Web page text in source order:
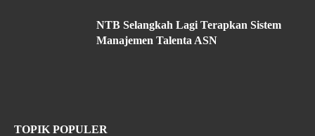
NTB Selangkah Lagi Terapkan Sistem
Manajemen Talenta ASN
TOPIK POPULER